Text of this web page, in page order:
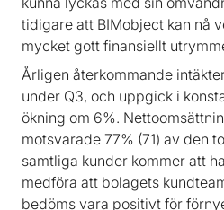
tidigare att BIMobject kan nå
mycket gott finansiellt
Årligen återkommande
under Q3, och uppgick i
ökning om 6%.
motsvarade 77% (71) av den
samtliga kunder kommer att
medföra att bolagets
bedöms vara positivt för